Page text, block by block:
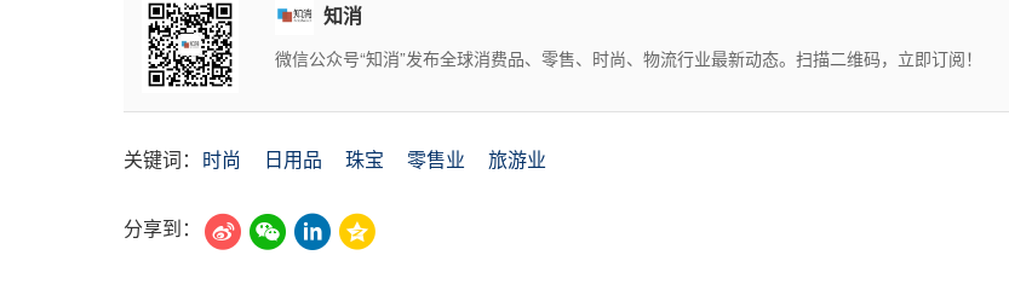
知消
微信公众号“知消”发布全球消费品、零售、时尚、物流行业最新动态。扫描二维码，立即订阅！
关键词： 时尚 日用品 珠宝 零售业 旅游业
分享到：